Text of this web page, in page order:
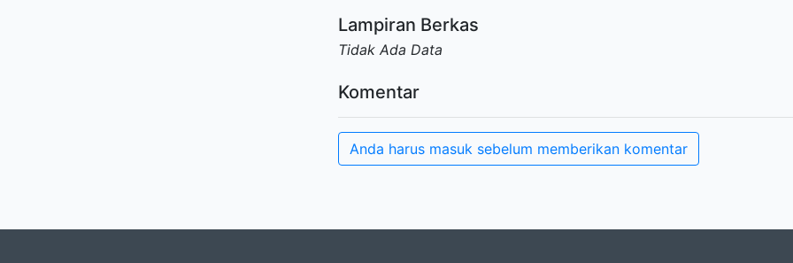
Lampiran Berkas
Tidak Ada Data
Komentar
Anda harus masuk sebelum memberikan komentar